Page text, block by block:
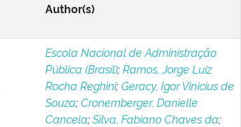
Author(s)
Escola Nacional de Administração
Pública (Brasil);Ramos, Jorge Luiz
Rocha Reghini;Geracy, Igor Vinicius de
Souza;Cronemberger, Danielle
Cancela;Silva, Fabiano Chaves da;